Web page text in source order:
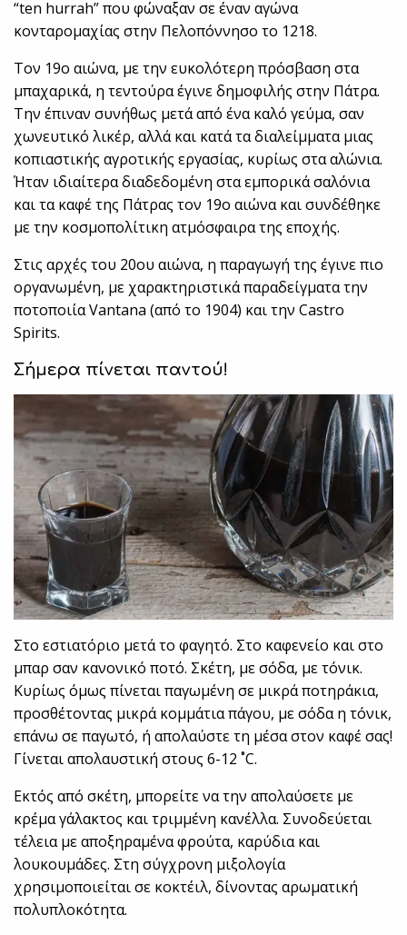
“ten hurrah” που φώναξαν σε έναν αγώνα
κονταρομαχίας στην Πελοπόννησο το 1218.
Τον 19ο αιώνα, με την ευκολότερη πρόσβαση στα
μπαχαρικά, η τεντούρα έγινε δημοφιλής στην Πάτρα.
Την έπιναν συνήθως μετά από ένα καλό γεύμα, σαν
χωνευτικό λικέρ, αλλά και κατά τα διαλείμματα μιας
κοπιαστικής αγροτικής εργασίας, κυρίως στα αλώνια.
Ήταν ιδιαίτερα διαδεδομένη στα εμπορικά σαλόνια
και τα καφέ της Πάτρας τον 19ο αιώνα και συνδέθηκε
με την κοσμοπολίτικη ατμόσφαιρα της εποχής.
Στις αρχές του 20ου αιώνα, η παραγωγή της έγινε πιο
οργανωμένη, με χαρακτηριστικά παραδείγματα την
ποτοποιία Vantana (από το 1904) και την Castro
Spirits.
Σήμερα πίνεται παντού!
Στο εστιατόριο μετά το φαγητό. Στο καφενείο και στο
μπαρ σαν κανονικό ποτό. Σκέτη, με σόδα, με τόνικ.
Κυρίως όμως πίνεται παγωμένη σε μικρά ποτηράκια,
προσθέτοντας μικρά κομμάτια πάγου, με σόδα η τόνικ,
επάνω σε παγωτό, ή απολαύστε τη μέσα στον καφέ σας!
Γίνεται απολαυστική στους 6-12 ˚C.
Εκτός από σκέτη, μπορείτε να την απολαύσετε με
κρέμα γάλακτος και τριμμένη κανέλλα. Συνοδεύεται
τέλεια με αποξηραμένα φρούτα, καρύδια και
λουκουμάδες. Στη σύγχρονη μιξολογία
χρησιμοποιείται σε κοκτέιλ, δίνοντας αρωματική
πολυπλοκότητα.